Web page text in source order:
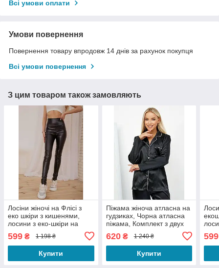
Всі умови оплати
Умови повернення
Повернення товару впродовж 14 днів за рахунок покупця
Всі умови повернення
З цим товаром також замовляють
Лосіни жіночі на Флісі з
еко шкіри з кишенями,
лосини з еко-шкіри на
шкіра
599 ₴ 1 198 ₴
Купити
Піжама жіноча атласна на
гудзиках, Чорна атласна
піжама, Комплект з двух
620₴ 1 240 ₴
Купити
599